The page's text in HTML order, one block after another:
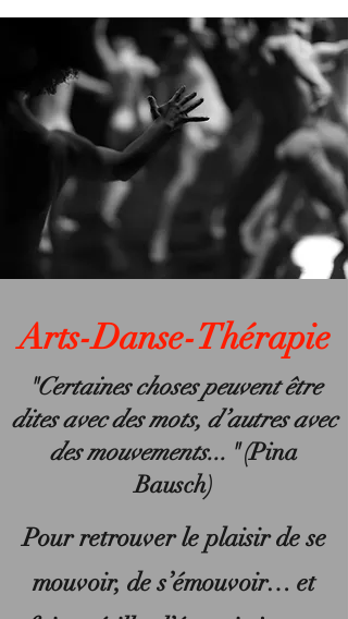
Arts-Danse-Thérapie
"Certaines choses peuvent être
dites avec des mots, d’autres avec
des mouvements..."(Pina
Bausch)
Pour retrouver le plaisir de se
mouvoir, de s’émouvoir… et